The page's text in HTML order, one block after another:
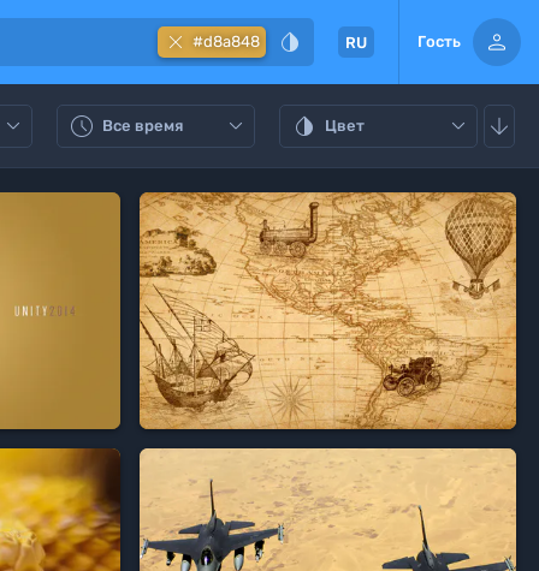

 #d8a848 RU Гость 
  Все время   Цвет  
